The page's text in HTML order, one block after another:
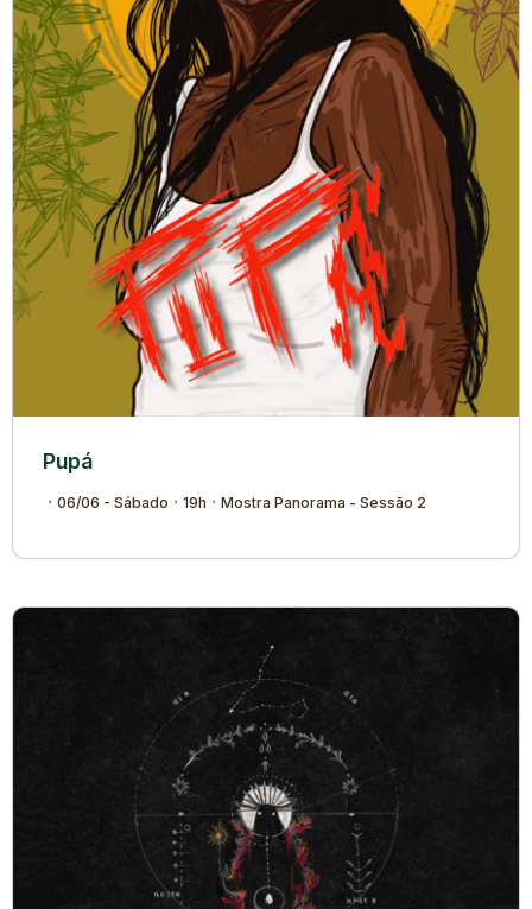
Pupá
06/06 - Sábado 19h Mostra Panorama - Sessão 2